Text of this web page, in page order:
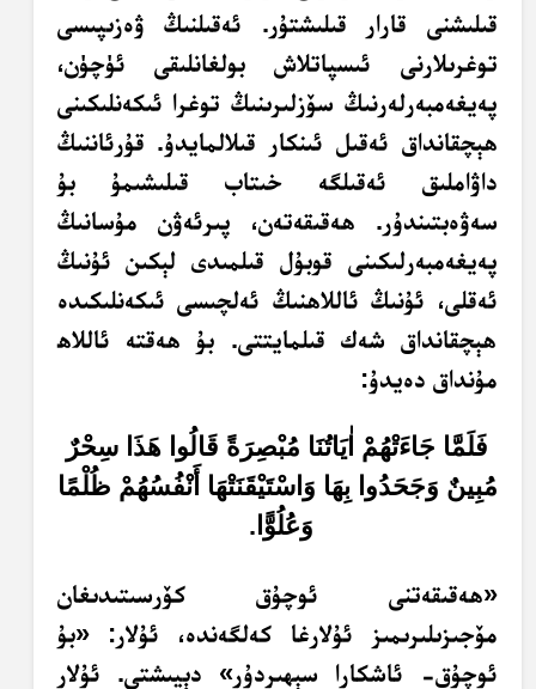
قىلىشنى قارار قىلىشتۇر. ئەقىلنىڭ ۋەزىپىسى
توغرىلارنى ئىسپاتلاش بولغانلىقى ئۈچۈن،
پەيغەمبەرلەرنىڭ سۆزلىرىنىڭ توغرا ئىكەنلىكىنى
ھېچقانداق ئەقىل ئىنكار قىلالمايدۇ. قۇرئاننىڭ
داۋاملىق ئەقىلگە خىتاب قىلىشىمۇ بۇ
سەۋەبتىندۇر. ھەقىقەتەن، پىرئەۋن مۇسانىڭ
پەيغەمبەرلىكىنى قوبۇل قىلمىدى لېكىن ئۇنىڭ
ئەقلى، ئۇنىڭ ئاللاھنىڭ ئەلچىسى ئىكەنلىكىدە
ھېچقانداق شەك قىلمايتتى. بۇ ھەقتە ئاللاھ
مۇنداق دەيدۇ:
فَلَمَّا جَاءَتْهُمْ اٰيَاتُنَا مُبْصِرَةً قَالُوا هَذَا سِحْرٌ
مُبِينٌ وَجَحَدُوا بِهَا وَاسْتَيْقَنَتْهَا أَنْفُسُهُمْ ظُلْمًا
وَعُلُوًّا.
«ھەقىقەتنى ئوچۇق كۆرسىتىدىغان
مۆجىزىلىرىمىز ئۇلارغا كەلگەندە، ئۇلار: «بۇ
ئوچۇق- ئاشكارا سېھىردۇر» دېيىشتى. ئۇلار